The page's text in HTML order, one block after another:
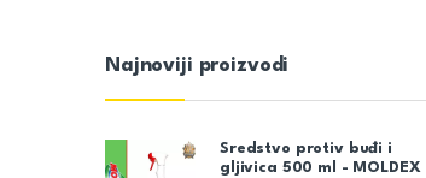
Najnoviji proizvodi
Sredstvo protiv buđi i
gljivica 500 ml - MOLDEX